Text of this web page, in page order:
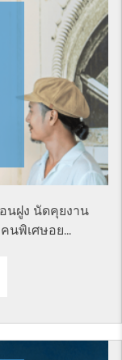
นฝูง นัดคุยงาน
นพิเศษอย...